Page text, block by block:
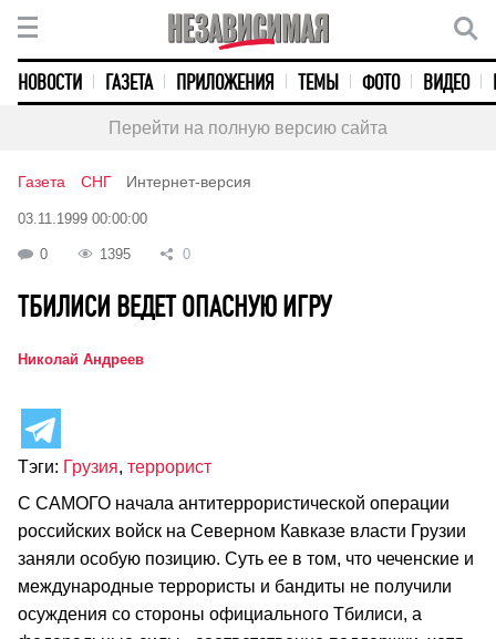
НОВОСТИ ГАЗЕТА ПРИЛОЖЕНИЯ ТЕМЫ ФОТО ВИДЕО
Перейти на полную версию сайта
Газета СНГ Интернет-версия
03.11.1999 00:00:00
0 1395 0
ТБИЛИСИ ВЕДЕТ ОПАСНУЮ ИГРУ
Николай Андреев
Тэги: Грузия, террорист
С САМОГО начала антитеррористической операции
российских войск на Северном Кавказе власти Грузии
заняли особую позицию. Суть ее в том, что чеченские и
международные террористы и бандиты не получили
осуждения со стороны официального Тбилиси, а